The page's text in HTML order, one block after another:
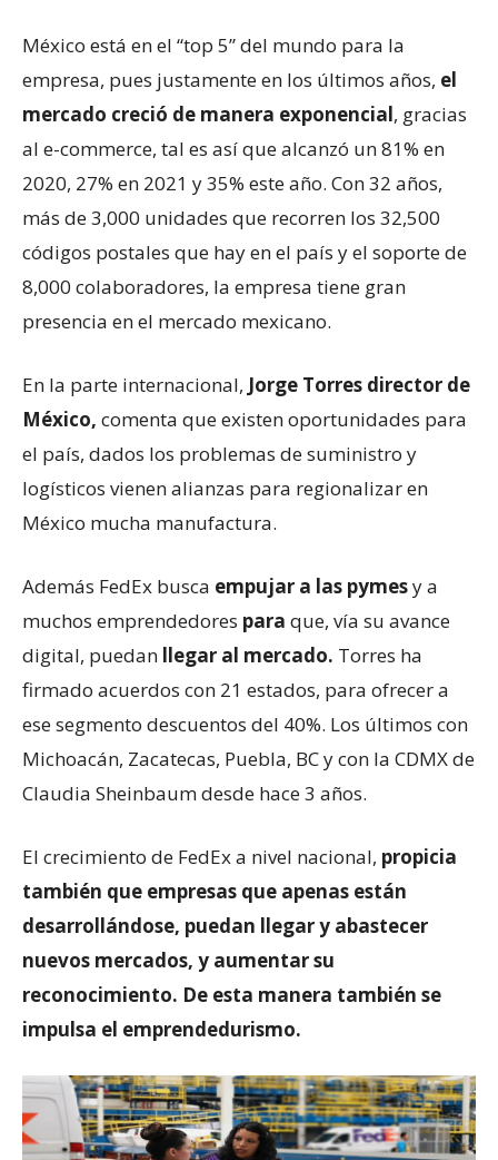
México está en el “top 5” del mundo para la
empresa, pues justamente en los últimos años, el
mercado creció de manera exponencial, gracias
al e-commerce, tal es así que alcanzó un 81% en
2020, 27% en 2021 y 35% este año. Con 32 años,
más de 3,000 unidades que recorren los 32,500
códigos postales que hay en el país y el soporte de
8,000 colaboradores, la empresa tiene gran
presencia en el mercado mexicano.
En la parte internacional, Jorge Torres director de
México, comenta que existen oportunidades para
el país, dados los problemas de suministro y
logísticos vienen alianzas para regionalizar en
México mucha manufactura.
Además FedEx busca empujar a las pymesy a
muchos emprendedores para que, vía su avance
digital, puedan llegar al mercado. Torres ha
firmado acuerdos con 21 estados, para ofrecer a
ese segmento descuentos del 40%. Los últimos con
Michoacán, Zacatecas, Puebla, BC y con la CDMX de
Claudia Sheinbaum desde hace 3 años.
El crecimiento de FedEx a nivel nacional, propicia
también que empresas que apenas están
desarrollándose, puedan llegar y abastecer
nuevos mercados, y aumentar su
reconocimiento. De esta manera también se
impulsa el emprendedurismo.